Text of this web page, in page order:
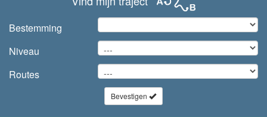
Bestemming
Niveau
Routes
Bevestigen